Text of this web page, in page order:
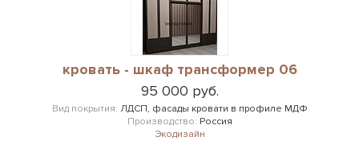
кровать - шкаф трансформер 06
95 000 руб.
Вид покрытия: ЛДСП, фасады кровати в профиле МДФ
Производство: Россия
Экодизайн